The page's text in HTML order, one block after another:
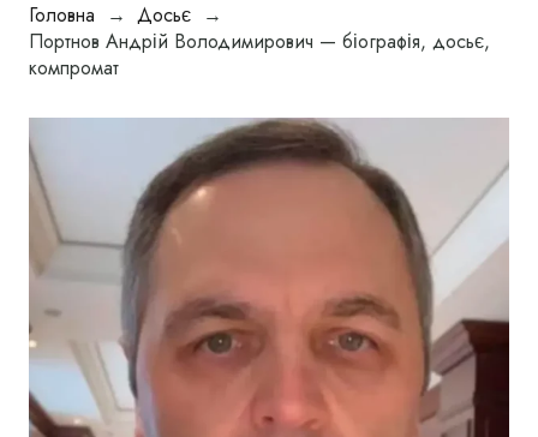
Головна → Досьє →
Портнов Андрій Володимирович — біографія, досьє,
компромат